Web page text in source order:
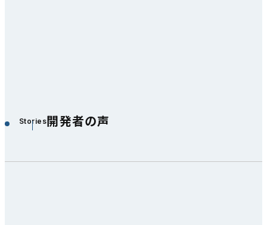
Stories開発者の声